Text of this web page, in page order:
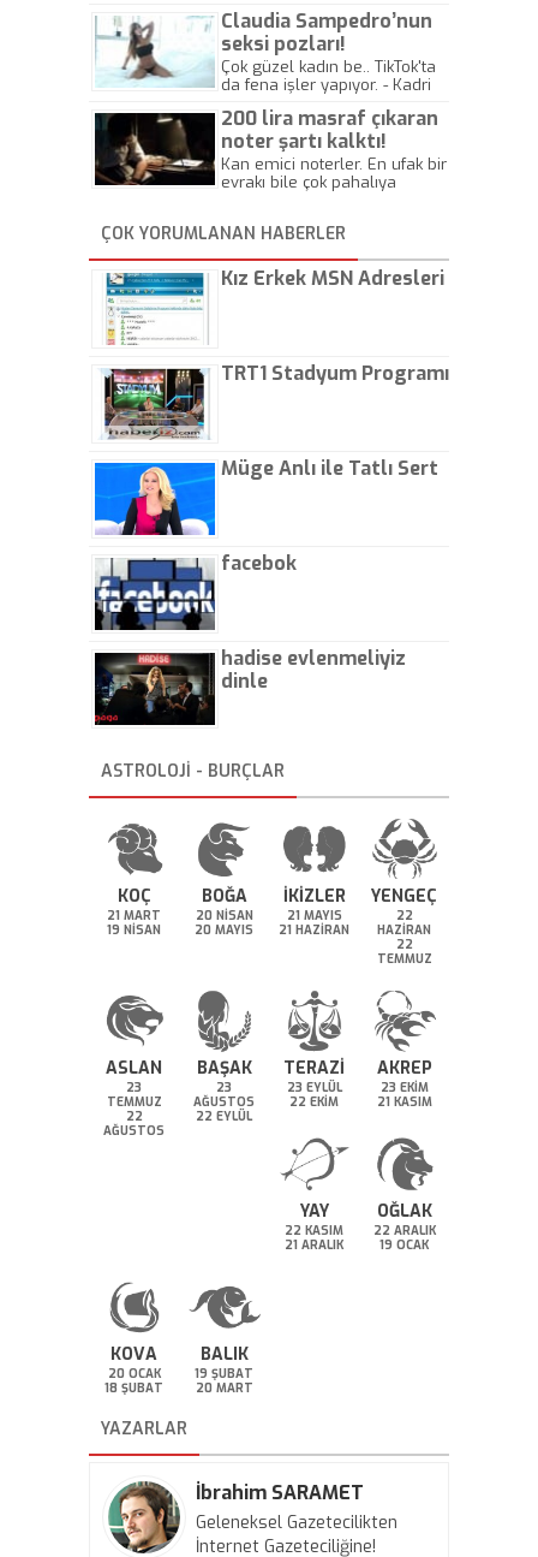
Claudia Sampedro’nun
seksi pozları!
Çok güzel kadın be.. TikTok'ta
da fena işler yapıyor. - Kadri
200 lira masraf çıkaran
noter şartı kalktı!
Kan emici noterler. En ufak bir
evrakı bile çok pahalıya
kaptırıyorsunuz. - Kayhan
Gezenti
ÇOK YORUMLANAN HABERLER
Kız Erkek MSN Adresleri
TRT1 Stadyum Programı
Müge Anlı ile Tatlı Sert
facebok
hadise evlenmeliyiz
dinle
ASTROLOJİ - BURÇLAR
KOÇ
21 MART
19 NİSAN
BOĞA
20 NİSAN
20 MAYIS
İKİZLER
21 MAYIS
21 HAZİRAN
YENGEÇ
22
HAZİRAN
22
TEMMUZ
ASLAN
23
TEMMUZ
22
AĞUSTOS
BAŞAK
23
AĞUSTOS
22 EYLÜL
TERAZİ
23 EYLÜL
22 EKİM
AKREP
23 EKİM
21 KASIM
YAY
22 KASIM
21 ARALIK
OĞLAK
22 ARALIK
19 OCAK
KOVA
20 OCAK
18 ŞUBAT
BALIK
19 ŞUBAT
20 MART
YAZARLAR
İbrahim SARAMET
Geleneksel Gazetecilikten
İnternet Gazeteciliğine!